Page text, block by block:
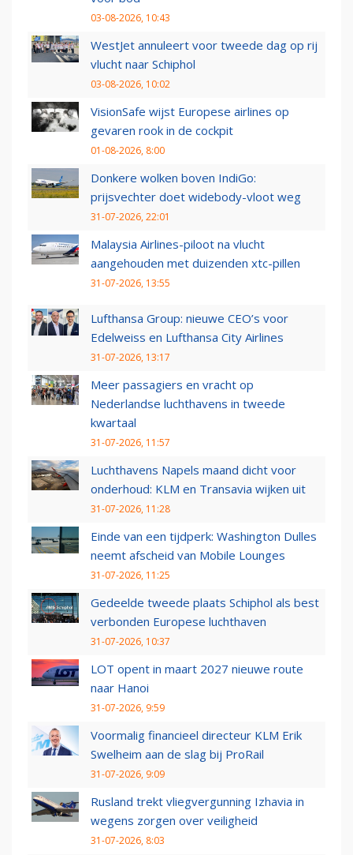
03-08-2026, 10:43
WestJet annuleert voor tweede dag op rij
vlucht naar Schiphol
03-08-2026, 10:02
VisionSafe wijst Europese airlines op
gevaren rook in de cockpit
01-08-2026, 8:00
Donkere wolken boven IndiGo:
prijsvechter doet widebody-vloot weg
31-07-2026, 22:01
Malaysia Airlines-piloot na vlucht
aangehouden met duizenden xtc-pillen
31-07-2026, 13:55
Lufthansa Group: nieuwe CEO’s voor
Edelweiss en Lufthansa City Airlines
31-07-2026, 13:17
Meer passagiers en vracht op
Nederlandse luchthavens in tweede
kwartaal
31-07-2026, 11:57
Luchthavens Napels maand dicht voor
onderhoud: KLM en Transavia wijken uit
31-07-2026, 11:28
Einde van een tijdperk: Washington Dulles
neemt afscheid van Mobile Lounges
31-07-2026, 11:25
Gedeelde tweede plaats Schiphol als best
verbonden Europese luchthaven
31-07-2026, 10:37
LOT opent in maart 2027 nieuwe route
naar Hanoi
31-07-2026, 9:59
Voormalig financieel directeur KLM Erik
Swelheim aan de slag bij ProRail
31-07-2026, 9:09
Rusland trekt vliegvergunning Izhavia in
wegens zorgen over veiligheid
31-07-2026, 8:03